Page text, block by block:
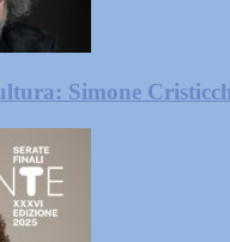
Simone